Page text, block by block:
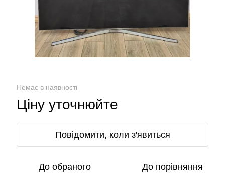
Немає в наявності
Ціну уточнюйте
Повідомити, коли з'явиться
До обраного До порівняння